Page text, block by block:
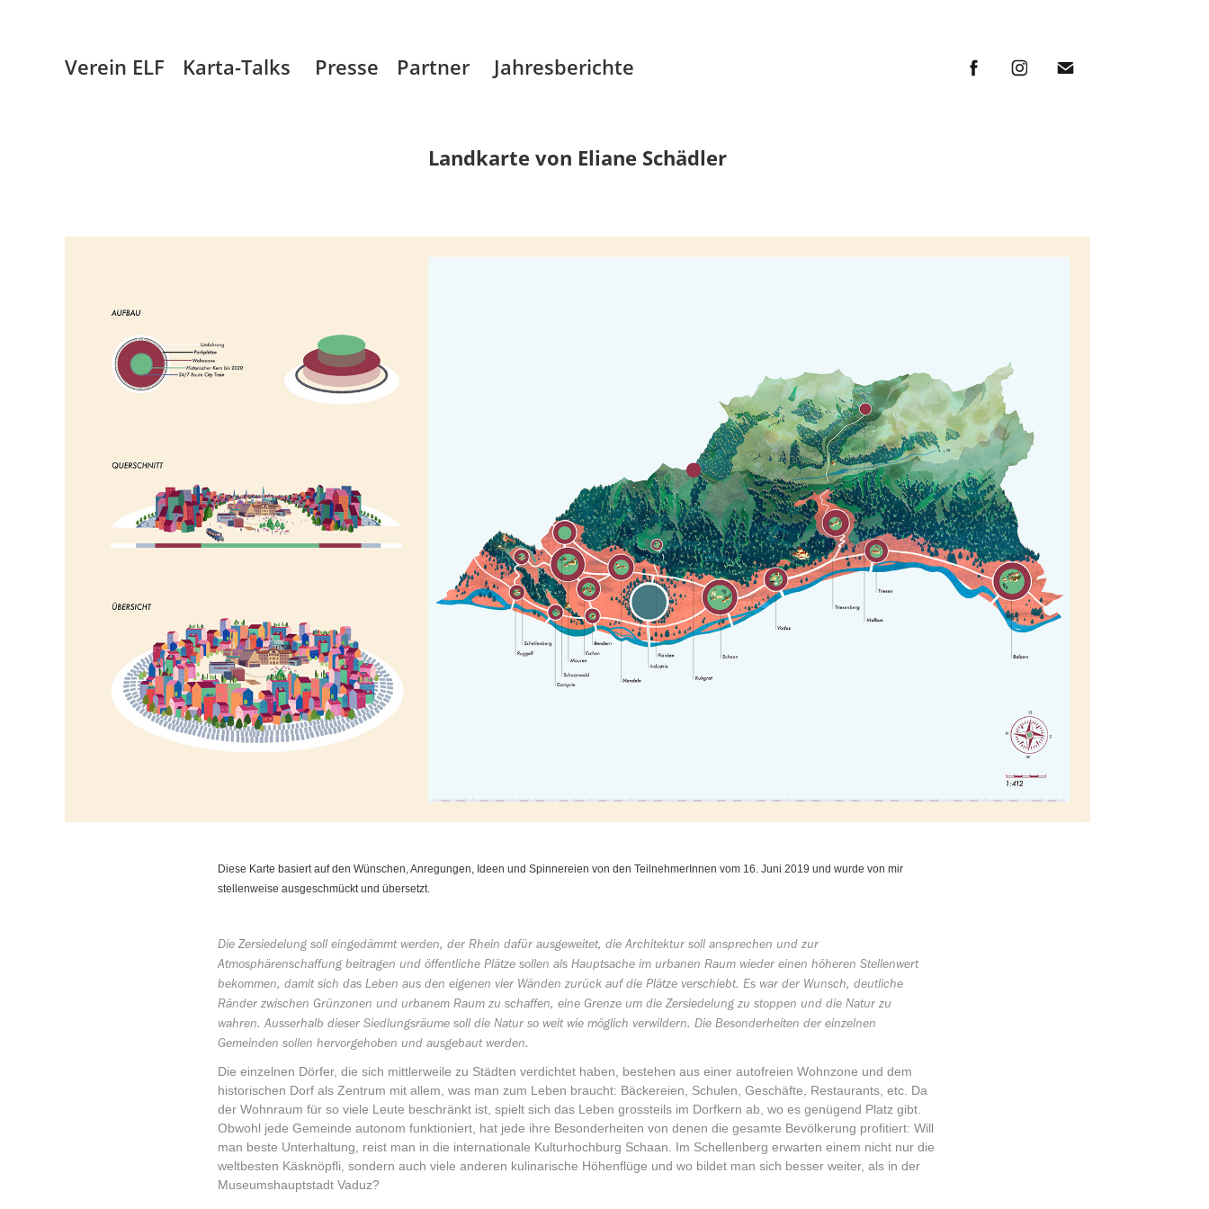
Verein ELF Karta-Talks Presse Partner Jahresberichte
Landkarte von Eliane Schädler
Diese Karte basiert auf den Wünschen, Anregungen, Ideen und Spinnereien von den TeilnehmerInnen vom 16. Juni 2019 und wurde von mir
stellenweise ausgeschmückt und übersetzt.
Die Zersiedelung soll eingedämmt werden, der Rhein dafür ausgeweitet, die Architektur soll ansprechen und zur
Atmosphärenschaffung beitragen und öffentliche Plätze sollen als Hauptsache im urbanen Raum wieder einen höheren Stellenwert
bekommen, damit sich das Leben aus den eigenen vier Wänden zurück auf die Plätze verschiebt. Es war der Wunsch, deutliche
Ränder zwischen Grünzonen und urbanem Raum zu schaffen, eine Grenze um die Zersiedelung zu stoppen und die Natur zu
wahren. Ausserhalb dieser Siedlungsräume soll die Natur so weit wie möglich verwildern. Die Besonderheiten der einzelnen
Gemeinden sollen hervorgehoben und ausgebaut werden.
Die einzelnen Dörfer, die sich mittlerweile zu Städten verdichtet haben, bestehen aus einer autofreien Wohnzone und dem
historischen Dorf als Zentrum mit allem, was man zum Leben braucht: Bäckereien, Schulen, Geschäfte, Restaurants, etc. Da
der Wohnraum für so viele Leute beschränkt ist, spielt sich das Leben grossteils im Dorfkern ab, wo es genügend Platz gibt.
Obwohl jede Gemeinde autonom funktioniert, hat jede ihre Besonderheiten von denen die gesamte Bevölkerung profitiert: Will
man beste Unterhaltung, reist man in die internationale Kulturhochburg Schaan. Im Schellenberg erwarten einem nicht nur die
weltbesten Käsknöpfli, sondern auch viele anderen kulinarische Höhenflüge und wo bildet man sich besser weiter, als in der
Museumshauptstadt Vaduz?